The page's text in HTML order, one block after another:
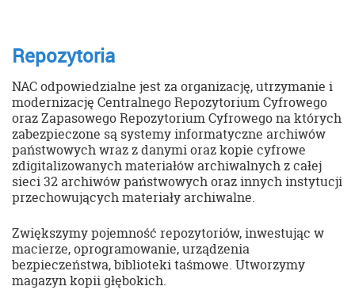
Repozytoria
NAC odpowiedzialne jest za organizację, utrzymanie i
modernizację Centralnego Repozytorium Cyfrowego
oraz Zapasowego Repozytorium Cyfrowego na których
zabezpieczone są systemy informatyczne archiwów
państwowych wraz z danymi oraz kopie cyfrowe
zdigitalizowanych materiałów archiwalnych z całej
sieci 32 archiwów państwowych oraz innych instytucji
przechowujących materiały archiwalne.
Zwiększymy pojemność repozytoriów, inwestując w
macierze, oprogramowanie, urządzenia
bezpieczeństwa, biblioteki taśmowe. Utworzymy
magazyn kopii głębokich.